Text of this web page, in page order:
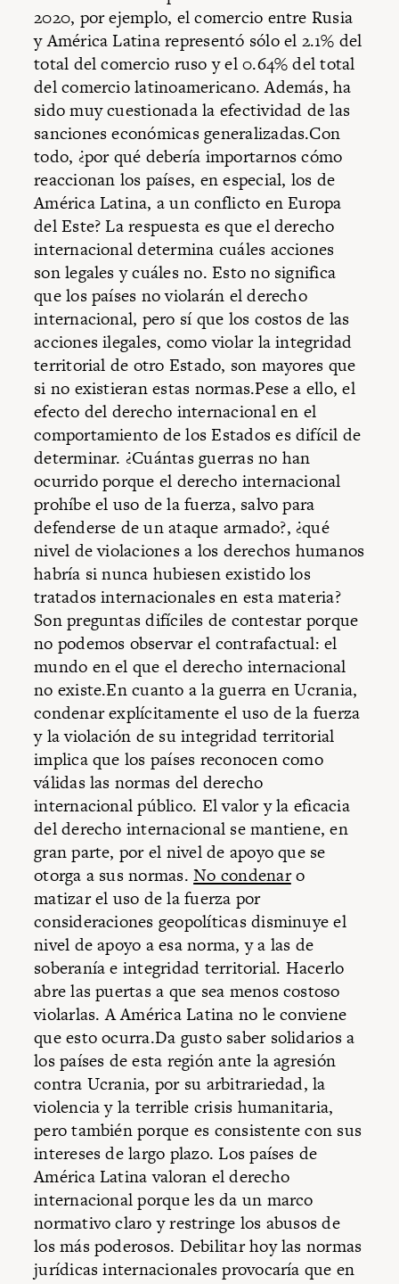
2020, por ejemplo, el comercio entre Rusia
y América Latina representó sólo el 2.1% del
total del comercio ruso y el 0.64% del total
del comercio latinoamericano. Además, ha
sido muy cuestionada la efectividad de las
sanciones económicas generalizadas.Con
todo, ¿por qué debería importarnos cómo
reaccionan los países, en especial, los de
América Latina, a un conflicto en Europa
del Este? La respuesta es que el derecho
internacional determina cuáles acciones
son legales y cuáles no. Esto no significa
que los países no violarán el derecho
internacional, pero sí que los costos de las
acciones ilegales, como violar la integridad
territorial de otro Estado, son mayores que
si no existieran estas normas.Pese a ello, el
efecto del derecho internacional en el
comportamiento de los Estados es difícil de
determinar. ¿Cuántas guerras no han
ocurrido porque el derecho internacional
prohíbe el uso de la fuerza, salvo para
defenderse de un ataque armado?, ¿qué
nivel de violaciones a los derechos humanos
habría si nunca hubiesen existido los
tratados internacionales en esta materia?
Son preguntas difíciles de contestar porque
no podemos observar el contrafactual: el
mundo en el que el derecho internacional
no existe.En cuanto a la guerra en Ucrania,
condenar explícitamente el uso de la fuerza
y la violación de su integridad territorial
implica que los países reconocen como
válidas las normas del derecho
internacional público. El valor y la eficacia
del derecho internacional se mantiene, en
gran parte, por el nivel de apoyo que se
otorga a sus normas.No condenaro
matizar el uso de la fuerza por
consideraciones geopolíticas disminuye el
nivel de apoyo a esa norma, y a las de
soberanía e integridad territorial. Hacerlo
abre las puertas a que sea menos costoso
violarlas. A América Latina no le conviene
que esto ocurra.Da gusto saber solidarios a
los países de esta región ante la agresión
contra Ucrania, por su arbitrariedad, la
violencia y la terrible crisis humanitaria,
pero también porque es consistente con sus
intereses de largo plazo. Los países de
América Latina valoran el derecho
internacional porque les da un marco
normativo claro y restringe los abusos de
los más poderosos. Debilitar hoy las normas
jurídicas internacionales provocaría que en